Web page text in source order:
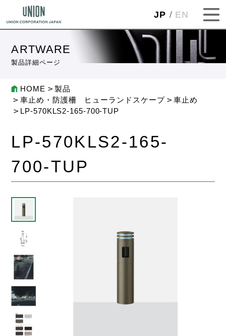
JP EN
ARTWARE
製品詳細ページ
HOME
製品
車止め・防護柵 ヒューランドスケープ
車止め
LP-570KLS2-165-700-TUP
LP-570KLS2-165-
700-TUP